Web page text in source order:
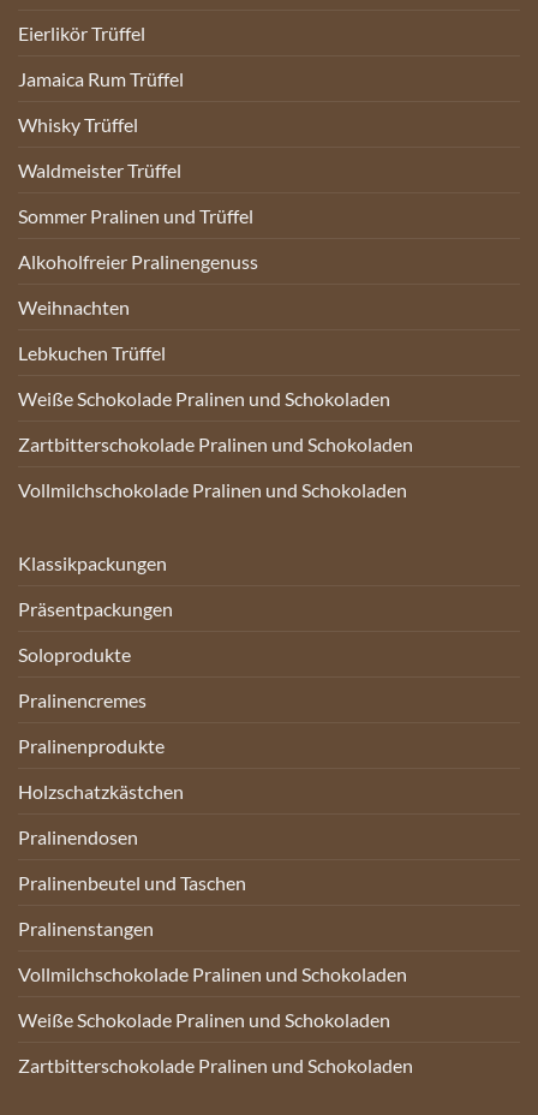
Eierlikör Trüffel
Jamaica Rum Trüffel
Whisky Trüffel
Waldmeister Trüffel
Sommer Pralinen und Trüffel
Alkoholfreier Pralinengenuss
Weihnachten
Lebkuchen Trüffel
Weiße Schokolade Pralinen und Schokoladen
Zartbitterschokolade Pralinen und Schokoladen
Vollmilchschokolade Pralinen und Schokoladen
Klassikpackungen
Präsentpackungen
Soloprodukte
Pralinencremes
Pralinenprodukte
Holzschatzkästchen
Pralinendosen
Pralinenbeutel und Taschen
Pralinenstangen
Vollmilchschokolade Pralinen und Schokoladen
Weiße Schokolade Pralinen und Schokoladen
Zartbitterschokolade Pralinen und Schokoladen